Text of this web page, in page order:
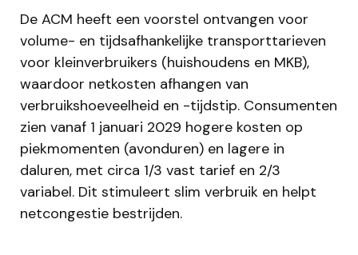
De ACM heeft een voorstel ontvangen voor
volume- en tijdsafhankelijke transporttarieven
voor kleinverbruikers (huishoudens en MKB),
waardoor netkosten afhangen van
verbruikshoeveelheid en -tijdstip. Consumenten
zien vanaf 1 januari 2029 hogere kosten op
piekmomenten (avonduren) en lagere in
daluren, met circa 1/3 vast tarief en 2/3
variabel. Dit stimuleert slim verbruik en helpt
netcongestie bestrijden.